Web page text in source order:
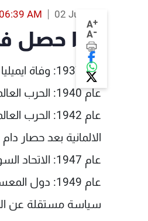
A+
A-
02 Jul 2013
06:39 AM
ماذا حصل في 2
عام 1937: وفاة ايميليا ايرهارت اول امرأة تقطع المحيط الاطلسي برحلة بالطائرة.
عام 1940: الحرب العالمية الثانية: الحكومة الفرنسية برئاسة فيليب بيتان تنتقل الى فيشي.
عام 1942:
الالمانية بعد حصار
عام 1947: الاتحاد السوفياتي يرفض خطة مارشال لاعادة اعمار اوروبا بعد الحرب العالمية الثانية.
عام 1949:
سياسة مستقلة عن